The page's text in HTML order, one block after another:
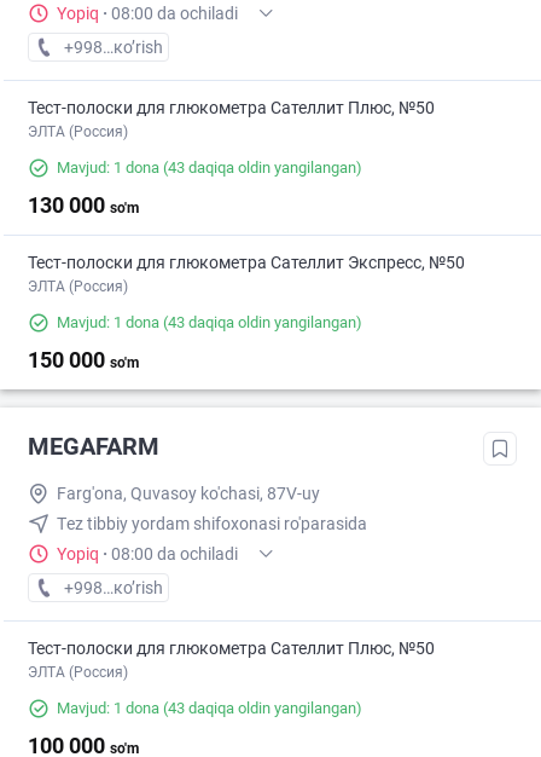
Yopiq · 08:00 da ochiladi
+998 (70) XXX-XX-XX
кo’rish
Тест-полоски для глюкометра Сателлит Плюс, №50
ЭЛТА (Россия)
Mavjud: 1 dona (43 daqiqa oldin yangilangan)
130 000 so'm
Тест-полоски для глюкометра Сателлит Экспресс, №50
ЭЛТА (Россия)
Mavjud: 1 dona (43 daqiqa oldin yangilangan)
150 000 so'm
MEGAFARM
Farg'ona, Quvasoy ko'chasi, 87V-uy
Тez tibbiy yordam shifoxonasi ro'parasida
Yopiq · 08:00 da ochiladi
+998 (97) XXX-XX-XX
кo’rish
Тест-полоски для глюкометра Сателлит Плюс, №50
ЭЛТА (Россия)
Mavjud: 1 dona (43 daqiqa oldin yangilangan)
100 000 so'm